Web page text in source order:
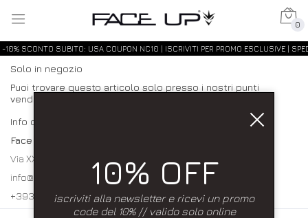
0
-10% SCONTO SUBITO: USA COUPON NC10 | ISCRIVITI PER PROMO ESCLUSIVE |
Solo in negozio
Puoi trovare questo articolo solo presso i nostri punti
vendita:
Info contatti
Face up
Via XXXI Maggio 23/25 80027 Frattamaggiore (NA)
info@faceupboutique.com, faceupnegozio@gmail.com
+393920340990 0818312915
10% OFF
iscriviti alla newsletter e ricevi un promo
code del 10% // valido solo online